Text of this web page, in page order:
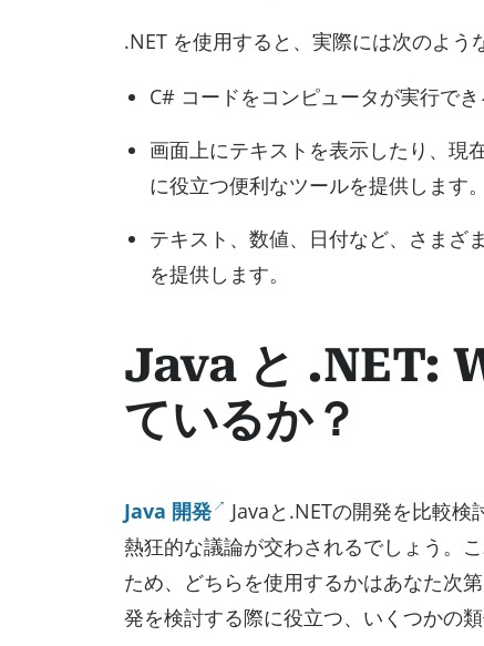
.NET を使用すると、実際には次のよう
C# コードをコンピュータが実行でき
画面上にテキストを表示したり、現
に役立つ便利なツールを提供します。
テキスト、数値、日付など、さまざ
を提供します。
Java と .NET:
ているか？
Java 開発
Javaと.NETの開発を比較
熱狂的な議論が交わされるでしょう。
ため、どちらを使用するかはあなた次
発を検討する際に役立つ、いくつかの